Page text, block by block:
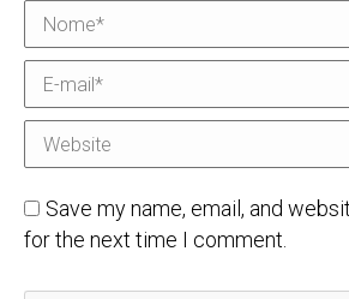
Nome *
E-mail *
Website
Save my name, email, and
for the next time I comment.